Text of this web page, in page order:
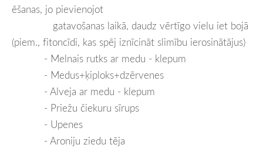
ēšanas, jo pievienojot
gatavošanas laikā, daudz vērtīgo vielu iet bojā
(piem., fitoncīdi, kas spēj iznīcināt slimību ierosinātājus)
- Melnais rutks ar medu - klepum
- Medus+ķiploks+dzērvenes
- Alveja ar medu - klepum
- Priežu čiekuru sīrups
- Upenes
- Aroniju ziedu tēja